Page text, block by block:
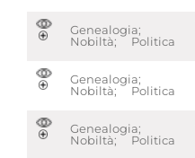
Genealogia;
Nobiltà; Politica
Genealogia;
Nobiltà; Politica
Genealogia;
Nobiltà; Politica